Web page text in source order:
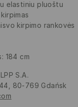
elastiniu pluoštu
kirpimo rankovės
184 cm
LPP S.A.
80-769 Gdańsk